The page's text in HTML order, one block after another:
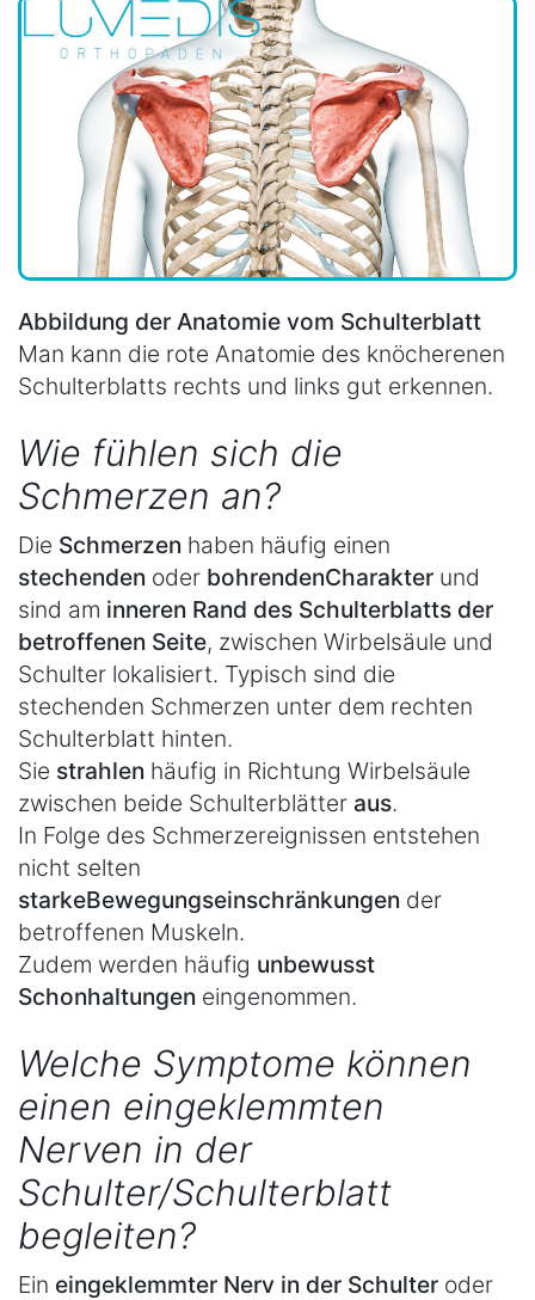
Abbildung der Anatomie vom Schulterblatt
Man kann die rote Anatomie des knöcherenen
Schulterblatts rechts und links gut erkennen.
Wie fühlen sich die
Schmerzen an?
Die Schmerzen haben häufig einen
stechenden oder bohrendenCharakter und
sind am inneren Rand des Schulterblatts der
betroffenen Seite, zwischen Wirbelsäule und
Schulter lokalisiert. Typisch sind die
stechenden Schmerzen unter dem rechten
Schulterblatt hinten.
Sie strahlen häufig in Richtung Wirbelsäule
zwischen beide Schulterblätter aus.
In Folge des Schmerzereignissen entstehen
nicht selten
starkeBewegungseinschränkungen der
betroffenen Muskeln.
Zudem werden häufig unbewusst
Schonhaltungen eingenommen.
Welche Symptome können
einen eingeklemmten
Nerven in der
Schulter/Schulterblatt
begleiten?
Ein eingeklemmter Nerv in der Schulter oder